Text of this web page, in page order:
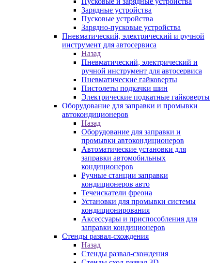
Зарядные устройства
Пусковые устройства
Зарядно-пусковые устройства
Пневматический, электрический и ручной
инструмент для автосервиса
Назад
Пневматический, электрический и
ручной инструмент для автосервиса
Пневматические гайковерты
Пистолеты подкачки шин
Электрические подкатные гайковерты
Оборудование для заправки и промывки
автокондиционеров
Назад
Оборудование для заправки и
промывки автокондиционеров
Автоматические установки для
заправки автомобильных
кондиционеров
Ручные станции заправки
кондиционеров авто
Течеискатели фреона
Установки для промывки системы
кондиционирования
Аксессуары и приспособления для
заправки кондиционеров
Стенды развал-схождения
Назад
Стенды развал-схождения